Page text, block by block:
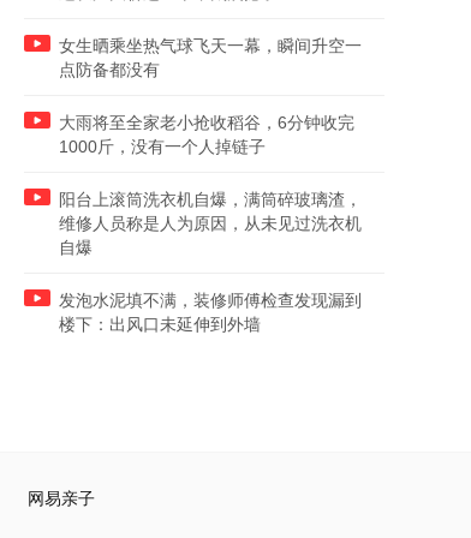
女生晒乘坐热气球飞天一幕，瞬间升空一
点防备都没有
大雨将至全家老小抢收稻谷，6分钟收完
1000斤，没有一个人掉链子
阳台上滚筒洗衣机自爆，满筒碎玻璃渣，
维修人员称是人为原因，从未见过洗衣机
自爆
发泡水泥填不满，装修师傅检查发现漏到
楼下：出风口未延伸到外墙
网易亲子